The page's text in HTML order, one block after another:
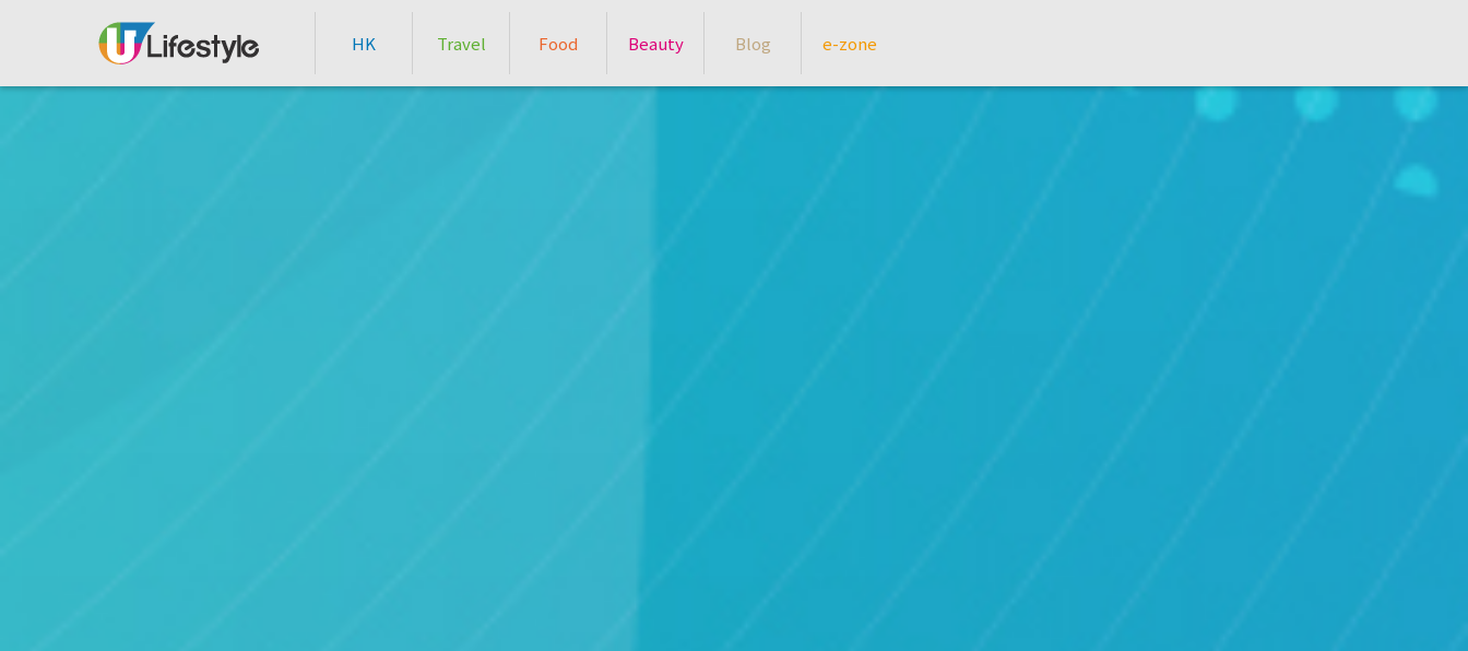
HK Travel Food Beauty Blog e-zone